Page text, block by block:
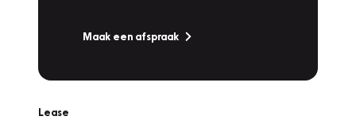
Maak een afspraak
Lease